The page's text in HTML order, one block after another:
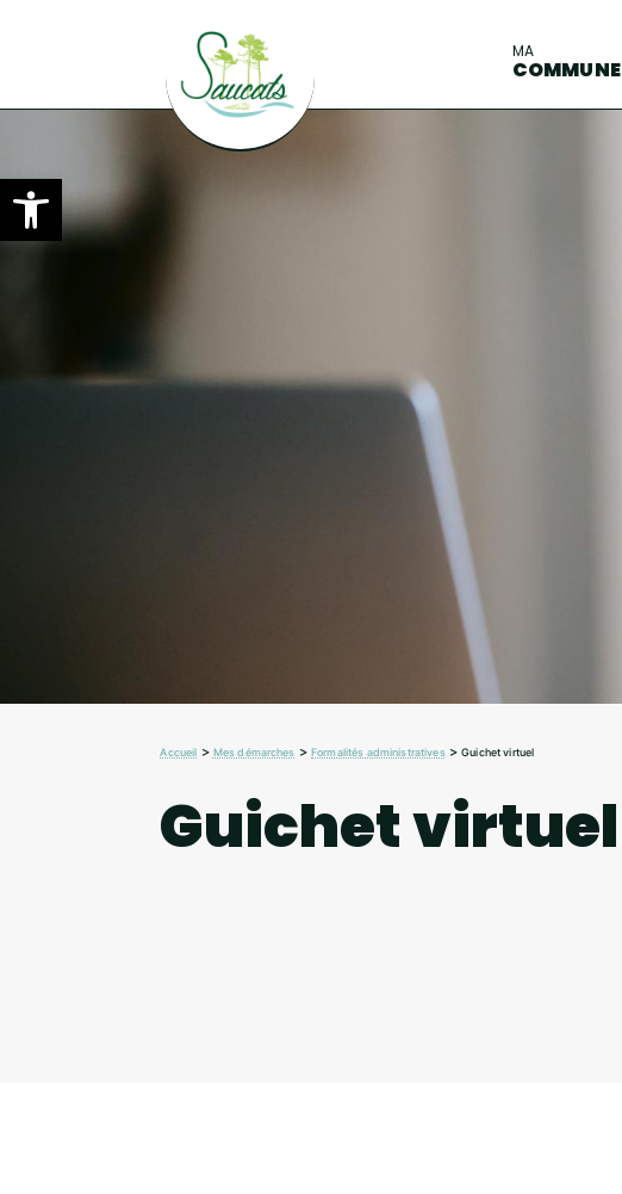
Ouvrir la barre d’outils
MA
COMMUNE
Accueil > Mes démarches >Formalités administratives>Guichet virtuel
Guichet virtuel